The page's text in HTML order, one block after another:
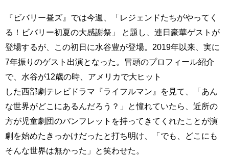
『ビバリー昼ズ』では今週、「レジェンドたちがやってく
る！ビバリー初夏の大感謝祭」 と題し、連日豪華ゲストが
登場するが、この初日に水谷豊が登場。2019年以来、実に
7年振りのゲスト出演となった。冒頭のプロフィール紹介
で、水谷が12歳の時、アメリカで大ヒット
した西部劇テレビドラマ『ライフルマン』を見て、「あん
な世界がどこにあるんだろう？」と憧れていたら、近所の
方が児童劇団のパンフレットを持ってきてくれたことが演
劇を始めたきっかけだったと打ち明け、「でも、どこにも
そんな世界は無かった」と笑わせた。